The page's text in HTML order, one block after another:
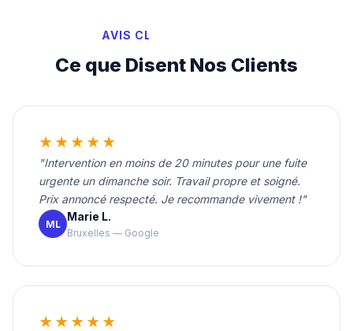
AVIS CLIENTS VÉRIFIÉS
Ce que Disent Nos Clients
★★★★★
"Intervention en moins de 20 minutes pour une fuite
urgente un dimanche soir. Travail propre et soigné.
Prix annoncé respecté. Je recommande vivement !"
ML
Marie L.
Bruxelles — Google
★★★★★